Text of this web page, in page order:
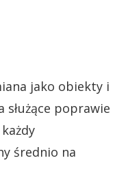
jako obiekty i
poprawie
średnio na